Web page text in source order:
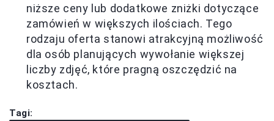
niższe ceny lub dodatkowe zniżki dotyczące
zamówień w większych ilościach. Tego
rodzaju oferta stanowi atrakcyjną możliwość
dla osób planujących wywołanie większej
liczby zdjęć, które pragną oszczędzić na
kosztach.
Tagi: